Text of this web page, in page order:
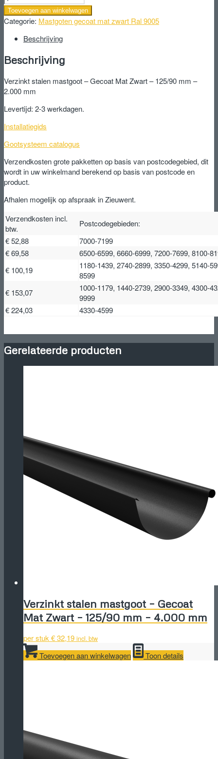
stalen
mastgoot
Gecoat
Zwart
125/90
mm
2.000
aantal
Toevoegen aan winkelwagen
Categorie: Mastgoten gecoat mat zwart Ral 9005
Beschrijving
Beschrijving
Verzinkt stalen mastgoot – Gecoat Mat Zwart – 125/90 mm –
2.000 mm
Levertijd: 2-3 werkdagen.
Installatiegids
Gootsysteem catalogus
Verzendkosten grote pakketten op basis van postcodegebied, dit
wordt in uw winkelmand berekend op basis van postcode en
product.
Afhalen mogelijk op afspraak in Zieuwent.
Verzendkosten incl.
btw.
Postcodegebieden:
€ 52,88
7000-7199
€ 69,58
6500-6599, 6660-6999, 7200-7699, 8100-
€ 100,19
1180-1439, 2740-2899, 3350-4299, 5140-
8599
€ 153,07
1000-1179, 1440-2739, 2900-3349, 4300-
9999
€ 224,03
4330-4599
Gerelateerde producten
Verzinkt stalen mastgoot – Gecoat
Mat Zwart – 125/90 mm – 4.000 mm
per stuk€32,19 incl. btw
Toevoegen aan winkelwagen Toon details